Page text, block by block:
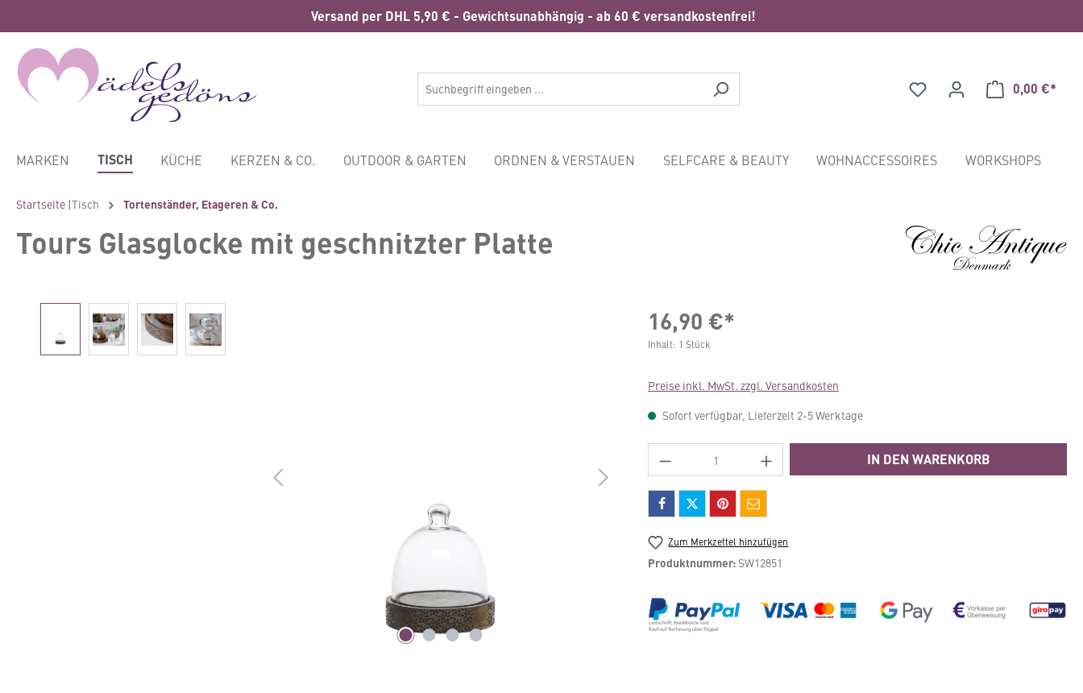
Versand per DHL 5,90 € - Gewichtsunabhängig - ab 60 € versandkostenfrei!
0,00 €*
MARKEN TISCH KÜCHE KERZEN & CO. OUTDOOR & GARTEN ORDNEN & VERSTAUEN SELFCARE & BEAUTY WOHNACCESSOIRES WORKSHOPS
Startseite |Tisch Tortenständer, Etageren & Co.
Tours Glasglocke mit geschnitzter Platte
Bildergalerie überspringen 16,90 €*
Inhalt: 1 Stück
Preise inkl. MwSt. zzgl. Versandkosten
Sofort verfügbar, Lieferzeit 2-5 Werktage
Produkt Anzahl: Gib den gewünschten Wert ein
IN DEN WARENKORB
Zum Merkzettel hinzufügen
Produktnummer: SW12851